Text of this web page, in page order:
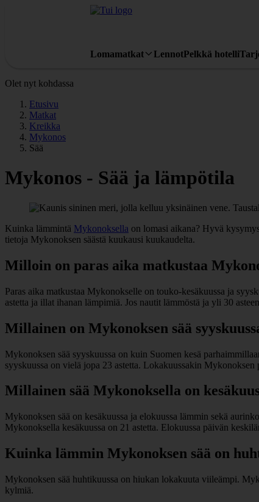
Lomamatkat LennotPelkkä hotelli
Olet nyt kohdassa
Etusivu
Matkat
Kreikka
Mykonos
Sää
Mykonos - Sää ja lämpötila
Kuinka lämmintä Mykonoksella on lomasi aikana? Hyvä
tietoja Mykonoksen säästä kuukausi kuukaudelta.
Milloin on paras aika matkustaa
Paras aika matkustaa Mykonokselle on touko-kesäkuussa ja
astetta ja illat ihanan lämpimiä. Jos nautit lämmöstä ja yli 30
Millainen on Mykonoksen sää
Mykonoksen sää syyskuussa on kuin Suomen kesä
syyskuussa on vielä jopa 23 astetta. Lokakuussakin
Millainen sää Mykonoksella on
Mykonoksen sää on kesäkuussa ja elokuussa lämmin sekä
Mykonoksella kesäkuussa on 21 astetta. Elokuussa päivän
Kuinka lämmin Mykonoksen sää on
Mykonoksen sää huhtikuussa on hiukan lokakuuta viileämpi.
kylmiä.